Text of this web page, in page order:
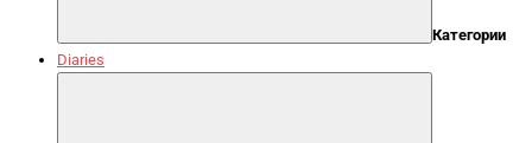
Категории
Diaries